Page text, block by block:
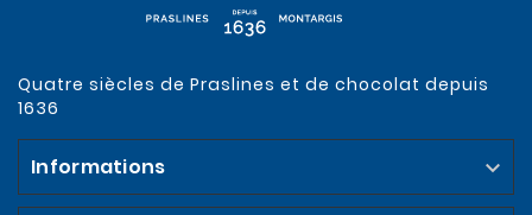
Quatre siècles de Praslines et de chocolat depuis
1636
Informations 